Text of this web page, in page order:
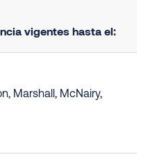
vigentes hasta el:
Marshall, McNairy,